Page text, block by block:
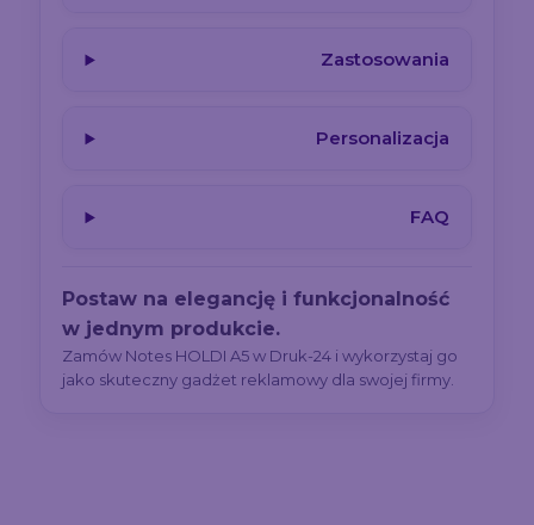
Zastosowania
Personalizacja
FAQ
Postaw na elegancję i funkcjonalność
w jednym produkcie.
Zamów Notes HOLDI A5 w Druk-24 i wykorzystaj go
jako skuteczny gadżet reklamowy dla swojej firmy.